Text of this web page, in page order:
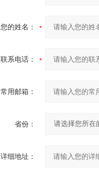
您的姓名：
联系电话：
常用邮箱：
省份：
详细地址：